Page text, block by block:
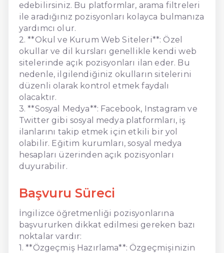
edebilirsiniz. Bu platformlar, arama filtreleri
ile aradığınız pozisyonları kolayca bulmanıza
yardımcı olur.
2. **Okul ve Kurum Web Siteleri**: Özel
okullar ve dil kursları genellikle kendi web
sitelerinde açık pozisyonları ilan eder. Bu
nedenle, ilgilendiğiniz okulların sitelerini
düzenli olarak kontrol etmek faydalı
olacaktır.
3. **Sosyal Medya**: Facebook, Instagram ve
Twitter gibi sosyal medya platformları, iş
ilanlarını takip etmek için etkili bir yol
olabilir. Eğitim kurumları, sosyal medya
hesapları üzerinden açık pozisyonları
duyurabilir.
Başvuru Süreci
İngilizce öğretmenliği pozisyonlarına
başvururken dikkat edilmesi gereken bazı
noktalar vardır:
1. **Özgeçmiş Hazırlama**: Özgeçmişinizin